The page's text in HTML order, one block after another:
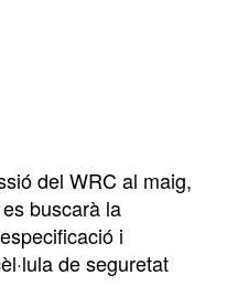
del WRC al maig,
buscarà la
i
de seguretat